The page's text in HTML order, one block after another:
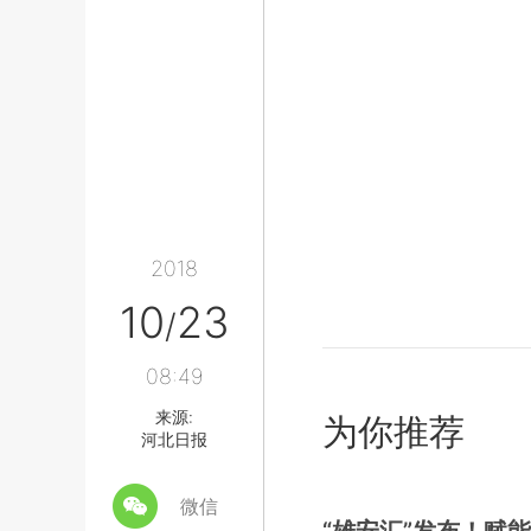
2018
10/23
08:49
来源:
河北日报
微信
为你推荐